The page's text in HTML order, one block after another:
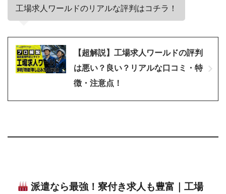
工場求人ワールドのリアルな評判はコチラ！
【超解説】工場求人ワールドの評判
は悪い？良い？リアルな口コミ・特
徴・注意点！
派遣なら最強！寮付き求人も豊富｜工場